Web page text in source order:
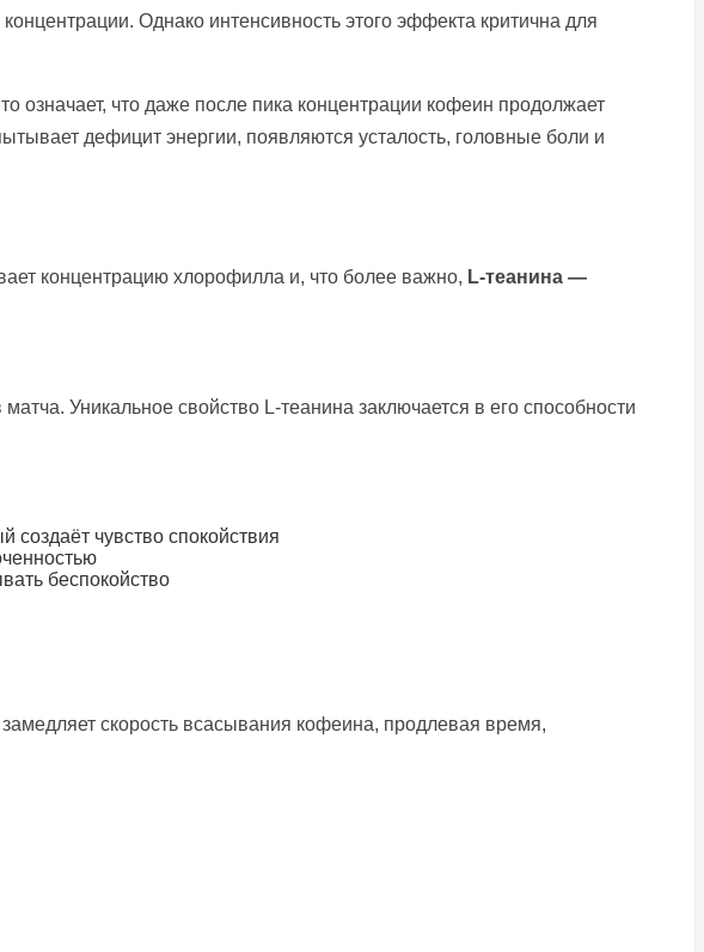
Однако интенсивность этого эффекта критична для
означает, что даже после пика концентрации кофеин продолжает
дефицит энергии, появляются усталость, головные боли и
концентрацию хлорофилла и, что более важно, L-теанина —
Уникальное свойство L-теанина заключается в его способности
чувство спокойствия
беспокойство
скорость всасывания кофеина, продлевая время,